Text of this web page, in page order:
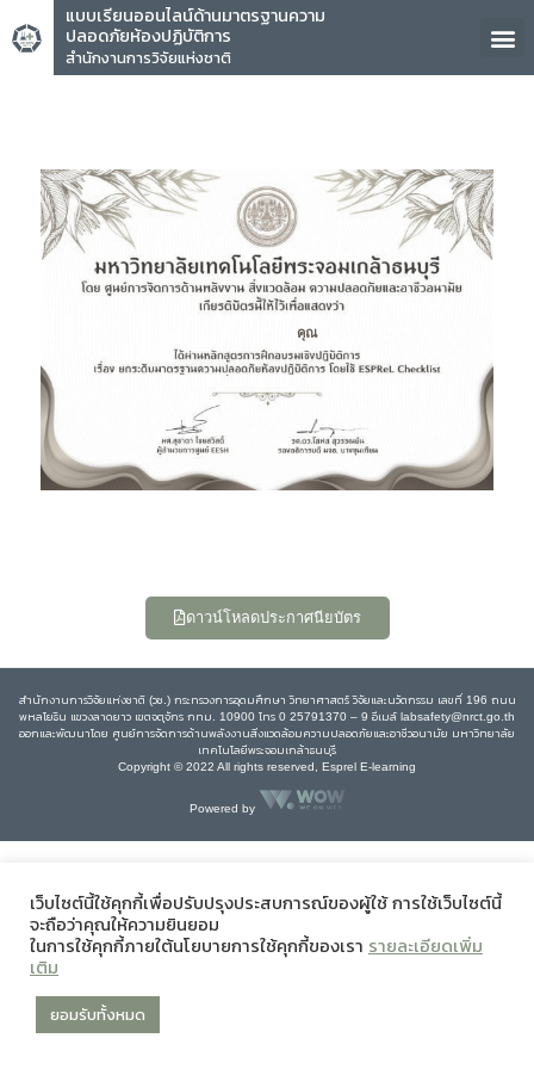
แบบเรียนออนไลน์ด้านมาตรฐานความ
ปลอดภัยห้องปฏิบัติการ
สำนักงานการวิจัยแห่งชาติ
คุณ
ดาวน์โหลดประกาศนียบัตร
สำนักงานการวิจัยแห่งชาติ (วช.) กระทรวงการอุดมศึกษา วิทยาศาสตร์ วิจัยและนวัตกรรม เลขที่ 196 ถนน
พหลโยธิน แขวงลาดยาว เขตจตุจักร กทม. 10900 โทร 0 25791370 – 9 อีเมล์ labsafety@nrct.go.th
ออกและพัฒนาโดย ศูนย์การจัดการด้านพลังงานสิ่งแวดล้อมความปลอดภัยและอาชีวอนามัย มหาวิทยาลัย
เทคโนโลยีพระจอมเกล้าธนบุรี
Copyright © 2022 All rights reserved, Esprel E-learning
Powered by
เว็บไซต์นี้ใช้คุกกี้เพื่อปรับปรุงประสบการณ์ของผู้ใช้ การใช้เว็บไซต์นี้
จะถือว่าคุณให้ความยินยอม
ในการใช้คุกกี้ภายใต้นโยบายการใช้คุกกี้ของเรา รายละเอียดเพิ่ม
เติม
ยอมรับทั้งหมด